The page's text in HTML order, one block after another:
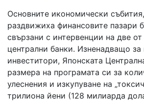
Основните икономически
раздвижиха финансовите пазари
свързани с интервенции на две
централни банки. Изненадващо за
инвеститори, Японската
размера на програмата си за
улеснения и изкупуване на
трилиона йени (128 милиарда